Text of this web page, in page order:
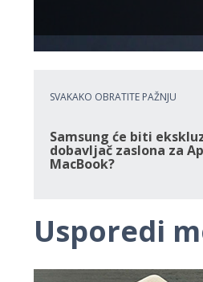
SVAKAKO OBRATITE PAŽNJU
Samsung će biti
dobavljač zaslona za
MacBook?
Usporedi